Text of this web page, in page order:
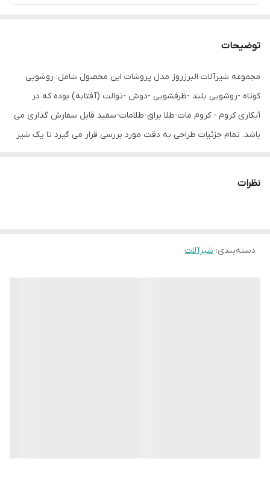
توضیحات
مجموعه شیرآلات البرزروز مدل پروشات این محصول شامل: روشویی
کوتاه -روشویی بلند -ظرفشویی -دوش -توالت (آفتابه) بوده که در
آبکاری کروم - کروم مات-طلا براق-طلامات-سفید قابل سفارش گذاری می
باشد. تمام جزئیات طراحی به دقت مورد بررسی قرار می گیرد تا یک شیر
نظرات
دسته‌بندی: شیرآلات